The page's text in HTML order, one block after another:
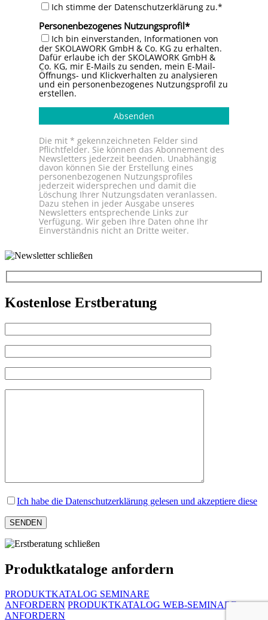
Ich stimme der Datenschutzerklärung zu.*
Personenbezogenes Nutzungsprofil
Ich bin einverstanden, Informationen von
der SKOLAWORK GmbH & Co. KG zu erhalten.
Dafür erlaube ich der SKOLAWORK GmbH &
Co. KG, mir E-Mails zu senden, mein E-Mail-
Öffnungs- und Klickverhalten zu analysieren
und ein personenbezogenes Nutzungsprofil zu
erstellen.
Absenden
Die mit * gekennzeichneten Felder sind
Pflichtfelder. Sie können das Abonnement des
Newsletters jederzeit beenden. Unabhängig
davon können Sie der Erstellung eines
personenbezogenen Nutzungsprofiles
jederzeit widersprechen und damit die
Löschung Ihrer Nutzungsdaten veranlassen.
Dazu stehen in jeder Ausgabe unseres
Newsletters entsprechende Links zur
Verfügung. Wir geben Ihre Daten ohne Ihr
Einverständnis nicht an Dritte weiter.
Kostenlose Erstberatung
Ich habe die Datenschutzerklärung gelesen und akzeptiere diese
Produktkataloge anfordern
PRODUKTKATALOG SEMINARE
ANFORDERN PRODUKTKATALOG WEB-SEMINARE
ANFORDERN